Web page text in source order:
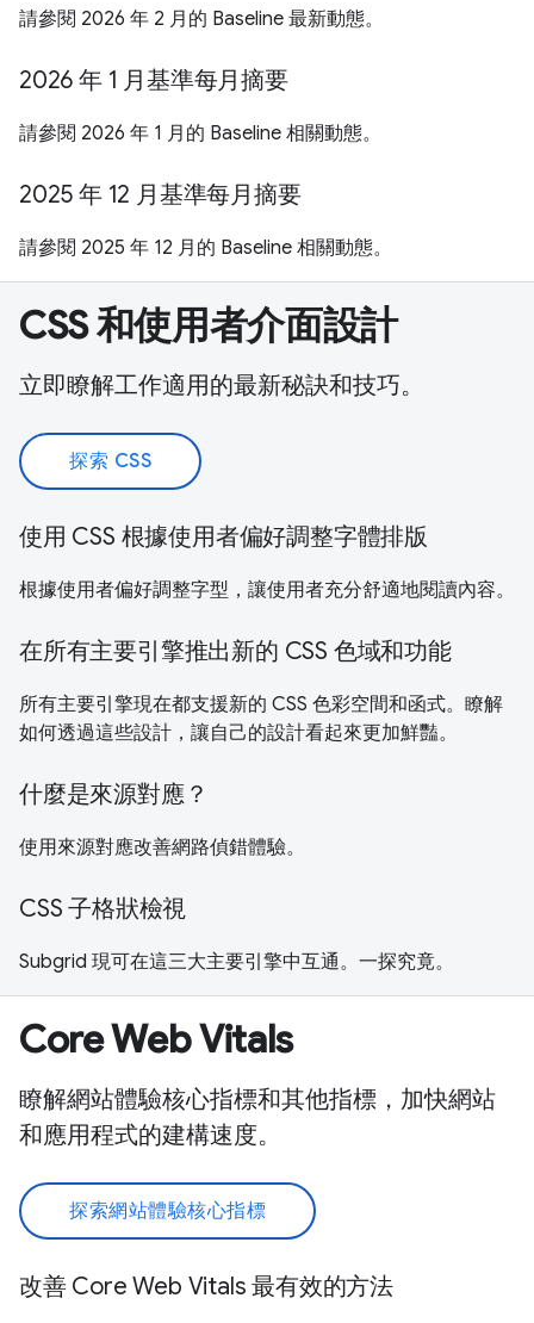
請參閱 2026 年 2 月的 Baseline 最新動態。
2026 年 1 月基準每月摘要
請參閱 2026 年 1 月的 Baseline 相關動態。
2025 年 12 月基準每月摘要
請參閱 2025 年 12 月的 Baseline 相關動態。
CSS 和使用者介面設計
立即瞭解工作適用的最新秘訣和技巧。
探索 CSS
使用 CSS 根據使用者偏好調整字體排版
根據使用者偏好調整字型，讓使用者充分舒適地閱讀內容。
在所有主要引擎推出新的 CSS 色域和功能
所有主要引擎現在都支援新的 CSS 色彩空間和函式。瞭解
如何透過這些設計，讓自己的設計看起來更加鮮豔。
什麼是來源對應？
使用來源對應改善網路偵錯體驗。
CSS 子格狀檢視
Subgrid 現可在這三大主要引擎中互通。一探究竟。
Core Web Vitals
瞭解網站體驗核心指標和其他指標，加快網站
和應用程式的建構速度。
探索網站體驗核心指標
改善 Core Web Vitals 最有效的方法